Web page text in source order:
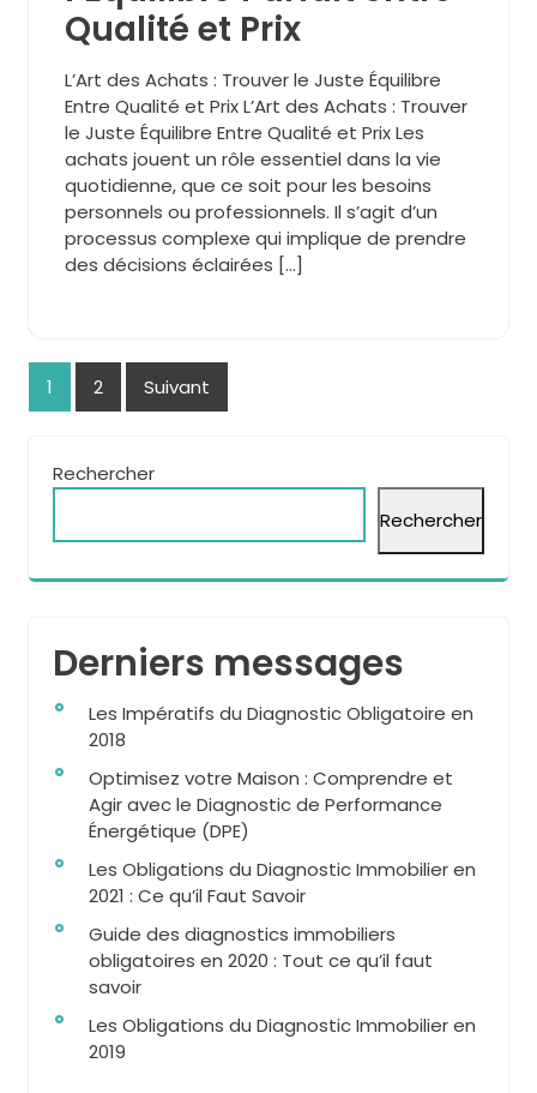
Qualité et Prix
L’Art des Achats : Trouver le Juste Équilibre
Entre Qualité et Prix L’Art des Achats : Trouver
le Juste Équilibre Entre Qualité et Prix Les
achats jouent un rôle essentiel dans la vie
quotidienne, que ce soit pour les besoins
personnels ou professionnels. Il s’agit d’un
processus complexe qui implique de prendre
des décisions éclairées […]
Pagination
publications
1 2 Suivant
Rechercher
Rechercher
Derniers messages
Les Impératifs du Diagnostic Obligatoire en
2018
Optimisez votre Maison : Comprendre et
Agir avec le Diagnostic de Performance
Énergétique (DPE)
Les Obligations du Diagnostic Immobilier en
2021 : Ce qu’il Faut Savoir
Guide des diagnostics immobiliers
obligatoires en 2020 : Tout ce qu’il faut
savoir
Les Obligations du Diagnostic Immobilier en
2019